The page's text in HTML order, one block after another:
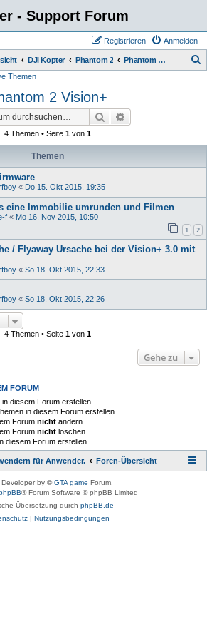
- Support Forum
Anmelden
Registrieren
DJI Kopter Phantom 2 Phantom 2 Vision+
Themen
2 Vision+
Suche
4 Themen • Seite 1 von 1
Themen
« Do 15. Okt 2015, 19:35
eine Immobilie umrunden und Filmen
f « Mo 16. Nov 2015, 10:50
1 2
/ Flyaway Ursache bei der Vision+ 3.0 mit
« So 18. Okt 2015, 22:33
« So 18. Okt 2015, 22:26
4 Themen • Seite 1 von 1
Gehe zu
FORUM
diesem Forum erstellen.
in diesem Forum erstellen.
Forum nicht ändern.
Forum nicht löschen.
diesem Forum erstellen.
für Anwender. Foren-Übersicht
Developer by ©GTA game Forum.
® Forum Software © phpBB Limited
Übersetzung durch phpBB.de
| Nutzungsbedingungen